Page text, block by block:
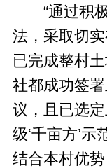
“通过积极
法，采取切
已完成整村
社都成功签
议，且已选
级‘千亩方’示
结合本村优